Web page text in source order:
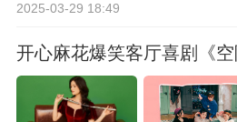
2025-03-29 18:49
开心麻花爆笑客厅喜剧《空